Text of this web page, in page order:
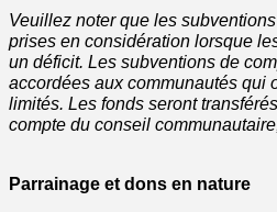
Veuillez noter que les
prises en considération lorsque
un déficit. Les subventions de
accordées aux communautés qui
limités. Les fonds seront
compte du conseil
Parrainage et dons en nature